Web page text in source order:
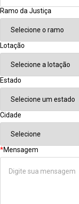
Ramo da Justiça
Lotação
Estado
Cidade
*Mensagem